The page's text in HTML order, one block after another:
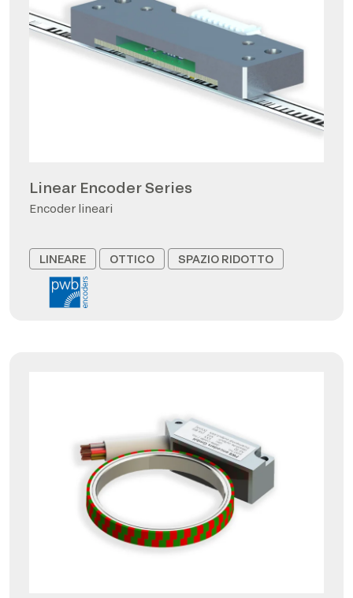
Linear Encoder Series
Encoder lineari
LINEARE OTTICO SPAZIO RIDOTTO